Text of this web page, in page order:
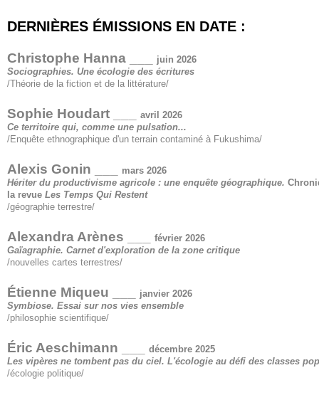
DERNIÈRES ÉMISSIONS EN DATE :
Christophe Hanna ___
juin 2026
Sociographies. Une écologie des écritures
/Théorie de la fiction et de la littérature/
Sophie Houdart ___
avril 2026
Ce territoire qui, comme une pulsation...
/Enquête ethnographique d'un terrain contaminé à Fukushima/
Alexis Gonin ___
mars 2026
Hériter du productivisme agricole : une enquête géographique.
la revue Les Temps Qui Restent
/géographie terrestre/
Alexandra Arènes ___
février 2026
Gaïagraphie. Carnet d'exploration de la zone critique
/nouvelles cartes terrestres/
Étienne Miqueu ___
janvier 2026
Symbiose. Essai sur nos vies ensemble
/philosophie scientifique/
Éric Aeschimann ___
décembre 2025
Les vipères ne tombent pas du ciel. L'écologie au défi des classes
/écologie politique/